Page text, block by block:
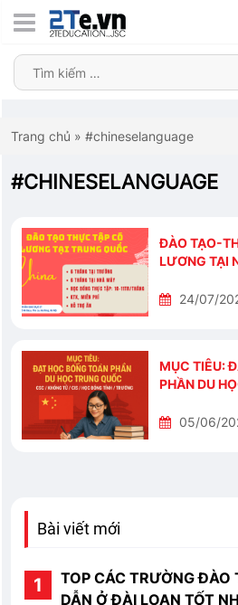
Trang chủ » #chineselanguage
#CHINESELANGUAGE
ĐÀO TẠO-
LƯƠNG TẠI
24/07/
MỤC TIÊU:
PHẦN DU
05/06/
Bài viết mới
TOP CÁC TRƯỜNG ĐÀO
DẪN Ở ĐÀI LOAN TỐT